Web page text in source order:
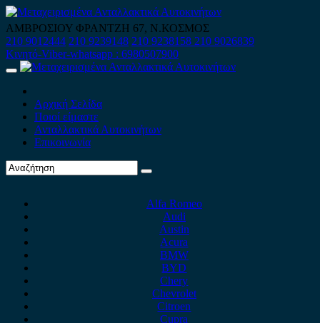
Skip
to
content
ΑΜΒΡΟΣΙΟΥ ΦΡΑΝΤΖΗ 67, Ν.ΚΟΣΜΟΣ
210 9012444 210 9239148 210 9238158 210 9026839
Κινητό-Viber-whatsapp : 6980507900
Primary
Αρχική Σελίδα
Ποιοί είμαστε
Ανταλλακτικά Αυτοκινήτων
Επικοινωνία
Alfa Romeo
Audi
Austin
Acura
BMW
BYD
Chery
Chevrolet
Citroen
Cupra